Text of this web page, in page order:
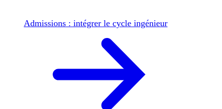
Admissions : intégrer le cycle ingénieur